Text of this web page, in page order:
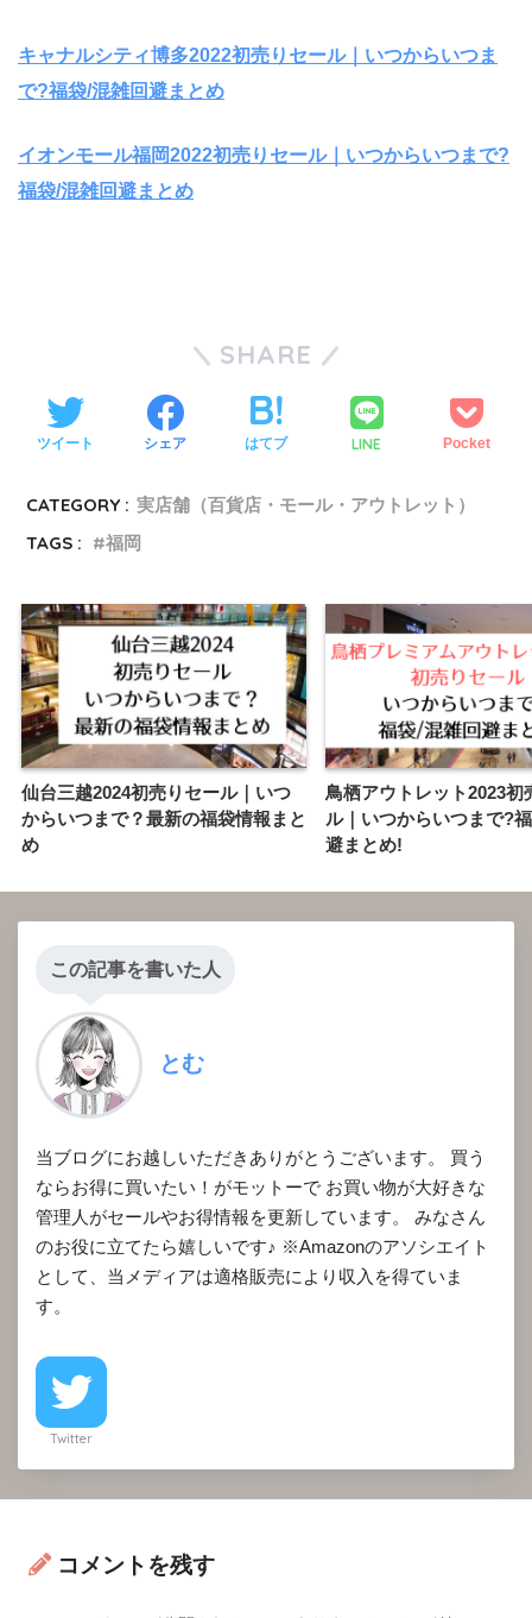
キャナルシティ博多2022初売りセール｜いつからいつま
で?福袋/混雑回避まとめ
イオンモール福岡2022初売りセール｜いつからいつまで?
福袋/混雑回避まとめ
SHARE
ツイート シェア はてブ LINE Pocket
CATEGORY : 実店舗（百貨店・モール・アウトレット）
TAGS :
福岡
仙台三越2024初売りセール｜いつ
からいつまで？最新の福袋情報まと
め
鳥栖アウトレット2023初
ル｜いつからいつまで?
避まとめ!
この記事を書いた人
とむ
当ブログにお越しいただきありがとうございます。 買う
ならお得に買いたい！がモットーで お買い物が大好きな
管理人がセールやお得情報を更新しています。 みなさん
のお役に立てたら嬉しいです♪ ※Amazonのアソシエイト
として、当メディアは適格販売により収入を得ていま
す。
Twitter
コメントを残す